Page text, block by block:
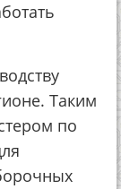
Таким
по